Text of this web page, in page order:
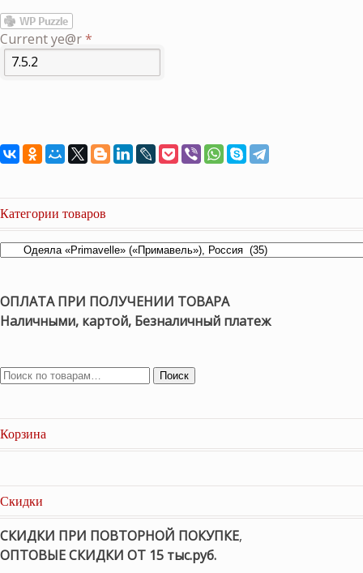
Current ye@r*
Категории товаров
ОПЛАТА ПРИ ПОЛУЧЕНИИ ТОВАРА
Наличными, картой, Безналичный платеж
Поиск
Корзина
Скидки
СКИДКИ ПРИ ПОВТОРНОЙ ПОКУПКЕ,
ОПТОВЫЕ СКИДКИ ОТ 15 тыс.руб.